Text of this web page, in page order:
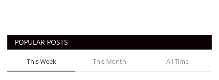
POPULAR POSTS
This Week This Month All Time